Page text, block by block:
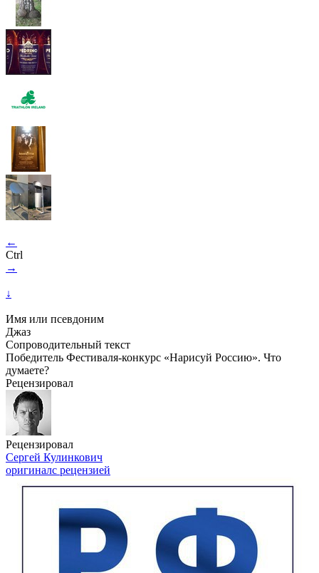
←
Ctrl
→
↓
Имя или псевдоним
Джаз
Сопроводительный текст
Победитель Фестиваля-конкурс «Нарисуй Россию». Что
думаете?
Рецензировал
Рецензировал
Сергей Кулинкович
оригиналс рецензией